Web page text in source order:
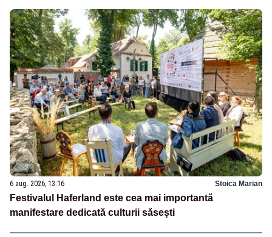
6 aug. 2026, 13:16 Stoica Marian
Festivalul Haferland este cea mai importantă
manifestare dedicată culturii săsești